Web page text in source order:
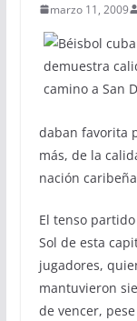
marzo 11, 2009
daban favorita
más, de la
nación
El tenso
Sol de esta
jugadores,
mantuvieron
de vencer,